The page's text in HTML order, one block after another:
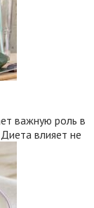
важную роль в
влияет не